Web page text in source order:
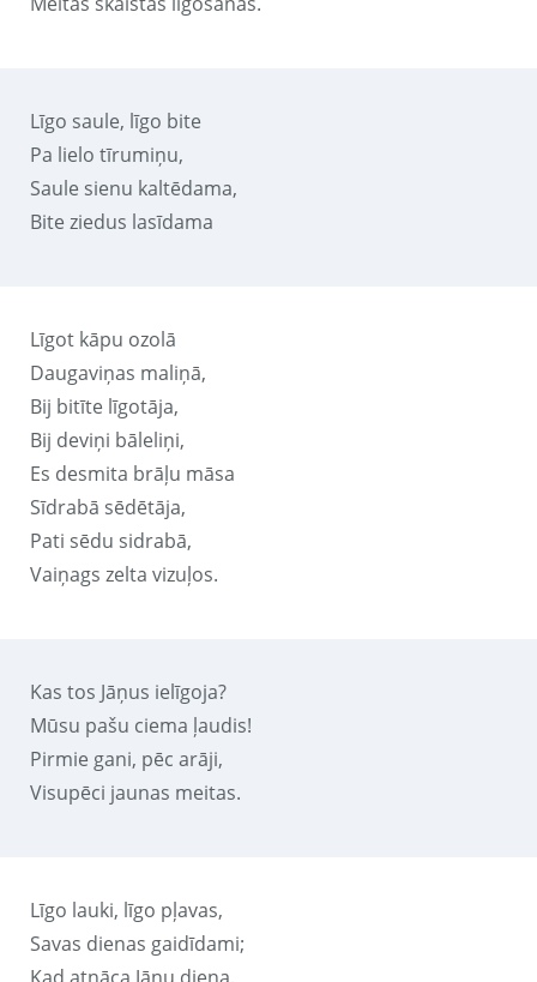
Līgo saule, līgo bite
Pa lielo tīrumiņu,
Saule sienu kaltēdama,
Bite ziedus lasīdama
Līgot kāpu ozolā
Daugaviņas maliņā,
Bij bitīte līgotāja,
Bij deviņi bāleliņi,
Es desmita brāļu māsa
Sīdrabā sēdētāja,
Pati sēdu sidrabā,
Vaiņags zelta vizuļos.
Kas tos Jāņus ielīgoja?
Mūsu pašu ciema ļaudis!
Pirmie gani, pēc arāji,
Visupēci jaunas meitas.
Līgo lauki, līgo pļavas,
Savas dienas gaidīdami;